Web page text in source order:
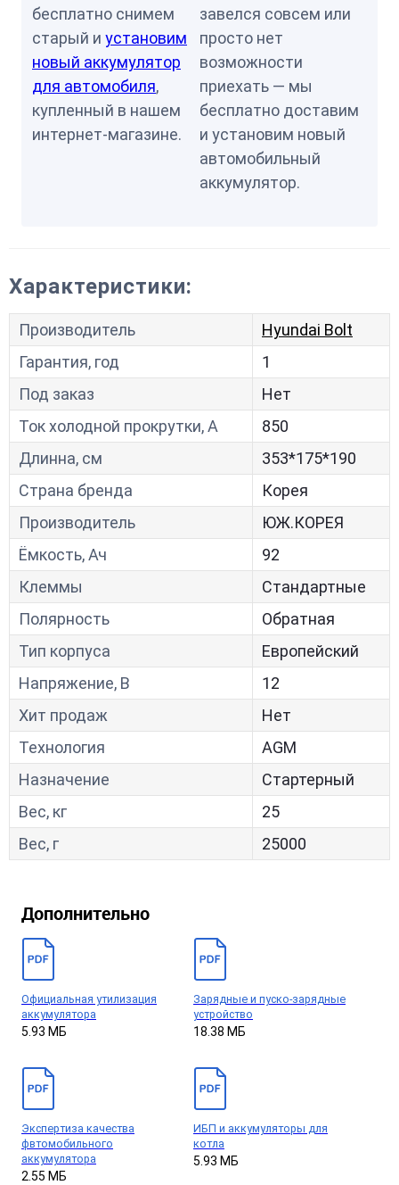
бесплатно снимем
старый и установим
новый аккумулятор
для автомобиля,
купленный в нашем
интернет-магазине.
завелся совсем или
просто нет
возможности
приехать — мы
бесплатно доставим
и установим новый
автомобильный
аккумулятор.
Характеристики:
Производитель
Hyundai Bolt
Гарантия, год
1
Под заказ
Нет
Ток холодной прокрутки, A
850
Длинна, см
353*175*190
Страна бренда
Корея
Производитель
ЮЖ.КОРЕЯ
Ёмкость, Ач
92
Клеммы
Стандартные
Полярность
Обратная
Тип корпуса
Европейский
Напряжение, В
12
Хит продаж
Нет
Технология
AGM
Назначение
Стартерный
Вес, кг
25
Вес, г
25000
Дополнительно
Официальная утилизация
аккумулятора
5.93 МБ
Зарядные и пуско-зарядные
устройство
18.38 МБ
Экспертиза качества
фвтомобильного
аккумулятора
2.55 МБ
ИБП и аккумуляторы для
котла
5.93 МБ